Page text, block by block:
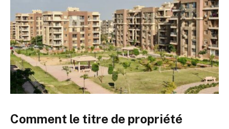
Comment le titre de propriété